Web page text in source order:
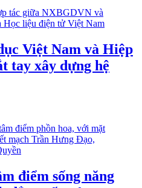
Việt Nam và Hiệp
tay xây dựng hệ
điểm sống năng